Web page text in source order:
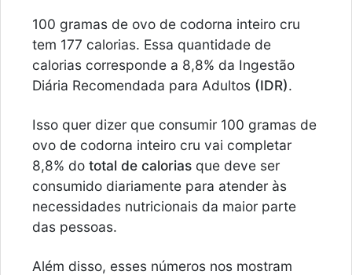
100 gramas de ovo de codorna inteiro cru
tem 177 calorias. Essa quantidade de
calorias corresponde a 8,8% da Ingestão
Diária Recomendada para Adultos (IDR).
Isso quer dizer que consumir 100 gramas de
ovo de codorna inteiro cru vai completar
8,8% do total de calorias que deve ser
consumido diariamente para atender às
necessidades nutricionais da maior parte
das pessoas.
Além disso, esses números nos mostram